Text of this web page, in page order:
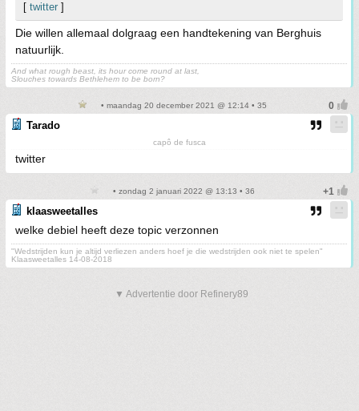
[ twitter ]
Die willen allemaal dolgraag een handtekening van Berghuis
natuurlijk.
And what rough beast, its hour come round at last,
Slouches towards Bethlehem to be born?
• maandag 20 december 2021 @ 12:14 • 35
Tarado
capô de fusca
twitter
• zondag 2 januari 2022 @ 13:13 • 36
klaasweetalles
welke debiel heeft deze topic verzonnen
"Wedstrijden kun je altijd verliezen anders hoef je die wedstrijden ook niet te spelen"
Klaasweetalles 14-08-2018
▼ Advertentie door Refinery89